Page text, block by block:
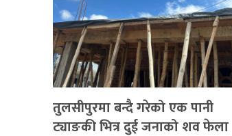
तुलसीपुरमा बन्दै गरेको एक पानी
ट्याङकी भित्र दुई जनाको शव फेला